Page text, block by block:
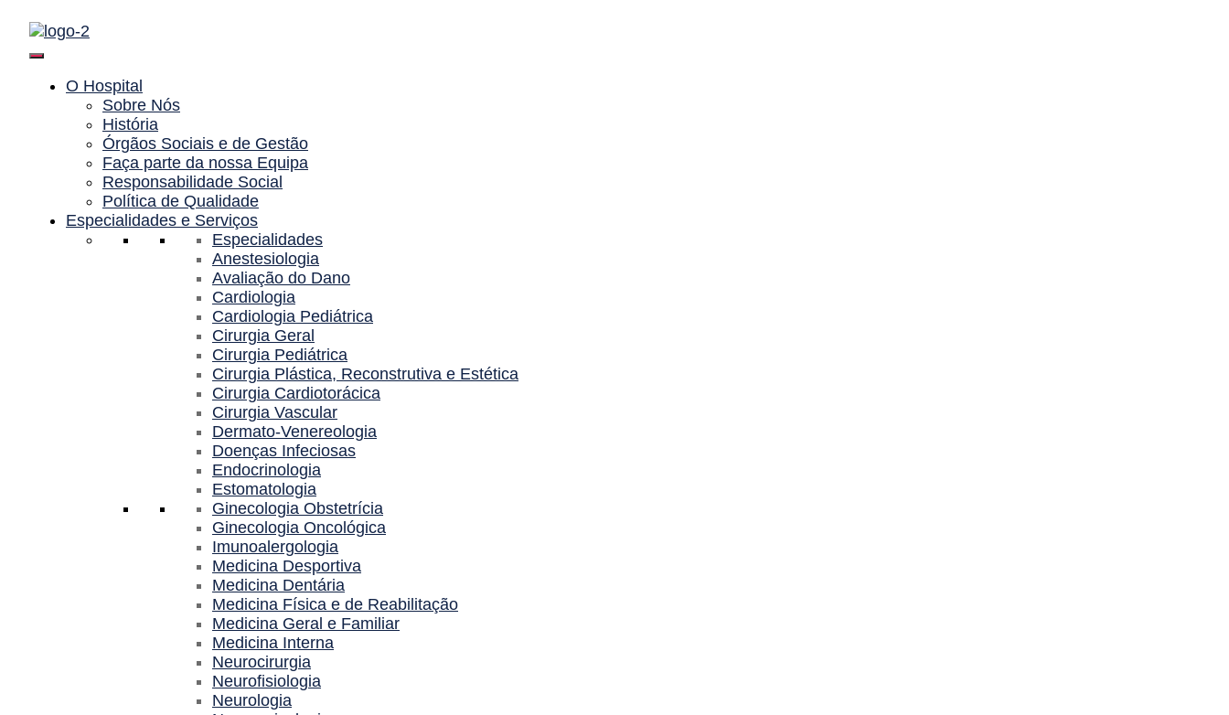
para
O Hospital
Sobre Nós
História
Órgãos Sociais e de Gestão
Faça parte da nossa Equipa
Responsabilidade Social
Política de Qualidade
Especialidades e Serviços
Especialidades
Anestesiologia
Avaliação do Dano
Cardiologia
Cardiologia Pediátrica
Cirurgia Geral
Cirurgia Pediátrica
Cirurgia Plástica, Reconstrutiva e Estética
Cirurgia Cardiotorácica
Cirurgia Vascular
Dermato-Venereologia
Doenças Infeciosas
Endocrinologia
Estomatologia
Ginecologia Obstetrícia
Ginecologia Oncológica
Imunoalergologia
Medicina Desportiva
Medicina Dentária
Medicina Física e de Reabilitação
Medicina Geral e Familiar
Medicina Interna
Neurocirurgia
Neurofisiologia
Neurologia